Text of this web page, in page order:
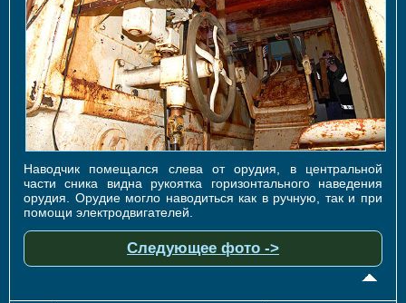
Наводчик помещался слева от орудия, в центральной
части сника видна рукоятка горизонтального наведения
орудия. Орудие могло наводиться как в ручную, так и при
помощи электродвигателей.
Следующее фото ->